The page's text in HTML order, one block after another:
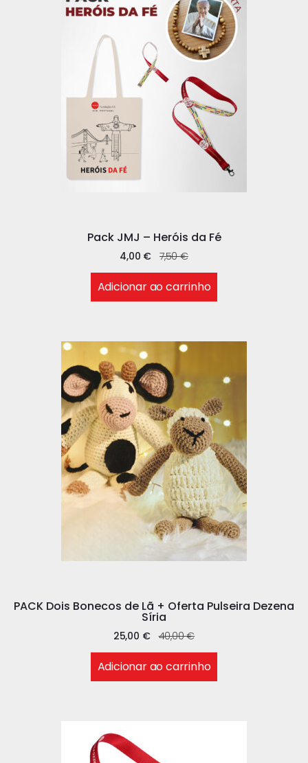
Pack JMJ – Heróis da Fé
7,50€
4,00 €
Adicionar ao carrinho
PACK Dois Bonecos de Lã + Oferta Pulseira Dezena
Síria
40,00€
25,00 €
Adicionar ao carrinho